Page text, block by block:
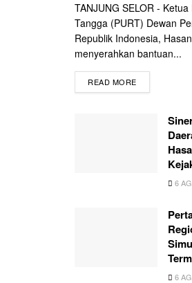
TANJUNG SELOR -
Tangga (PURT) Dewan
Republik Indonesia,
menyerahkan bantuan...
READ MORE
6
6